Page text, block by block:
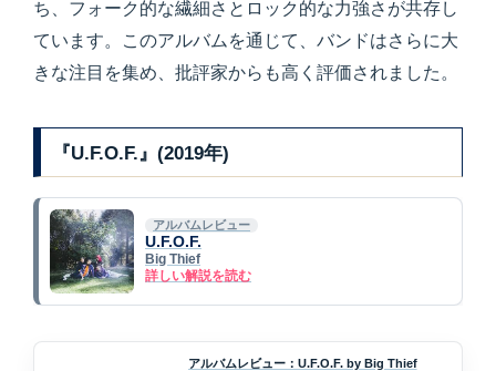
ち、フォーク的な繊細さとロック的な力強さが共存し
ています。このアルバムを通じて、バンドはさらに大
きな注目を集め、批評家からも高く評価されました。
『U.F.O.F.』(2019年)
アルバムレビュー
U.F.O.F.
Big Thief
詳しい解説を読む
アルバムレビュー：U.F.O.F. by Big Thief